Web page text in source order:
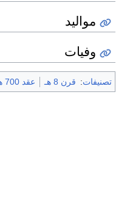
مواليد
وفيات
تصنيفات: قرن 8 هـ عقد 700 هـ